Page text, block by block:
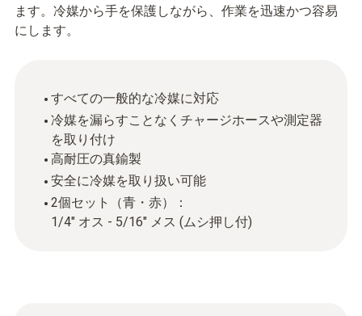
ます。冷媒から手を保護しながら、作業を迅速かつ容易
にします。
すべての一般的な冷媒に対応
冷媒を漏らすことなくチャージホースや測定器
を取り付け
高耐圧の真鍮製
安全に冷媒を取り扱い可能
2個セット（青・赤）：
1/4" オス - 5/16" メス (ムシ押し付)